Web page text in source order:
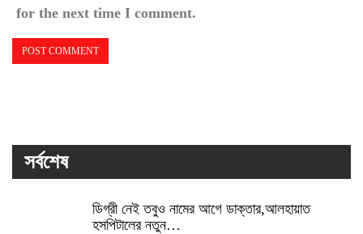
for the next time I comment.
সর্বশেষ
ডিগ্রী নেই তবুও নামের আগে ডাক্তার,আলহায়াত
হসপিটালের নতুন…